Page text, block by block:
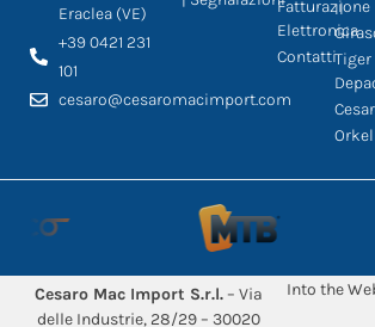
Eraclea (VE)
+39 0421 231
101
cesaro@cesaromacimport.com
Fatturazione
Elettronica
Contatti
Il
Tiger
Orkel
Cesaro Mac Import S.r.l. – Via
delle Industrie, 28/29 – 30020
Into the